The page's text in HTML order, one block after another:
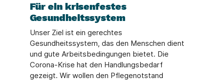
Für ein krisenfestes
Gesundheitssystem
Unser Ziel ist ein gerechtes
Gesundheitssystem, das den Menschen dient
und gute Arbeitsbedingungen bietet. Die
Corona-Krise hat den Handlungsbedarf
gezeigt. Wir wollen den Pflegenotstand